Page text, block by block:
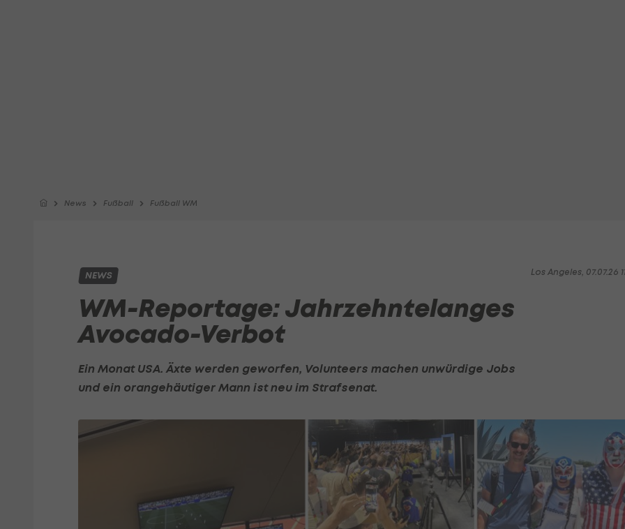
News Fußball Fußball WM
Los Angeles, 07.07.26
NEWS
WM-Reportage: Jahrzehntelanges
Avocado-Verbot
Ein Monat USA. Äxte werden geworfen, Volunteers machen unwürdige Jobs
und ein orangehäutiger Mann ist neu im Strafsenat.